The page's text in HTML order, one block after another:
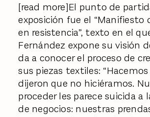
[read more]El punto de
exposición fue el “Manifiesto
en resistencia”, texto en el
Fernández expone su visión
da a conocer el proceso de
sus piezas textiles:
dijeron que no hiciéramos.
proceder les parece suicida a
de negocios: nuestras